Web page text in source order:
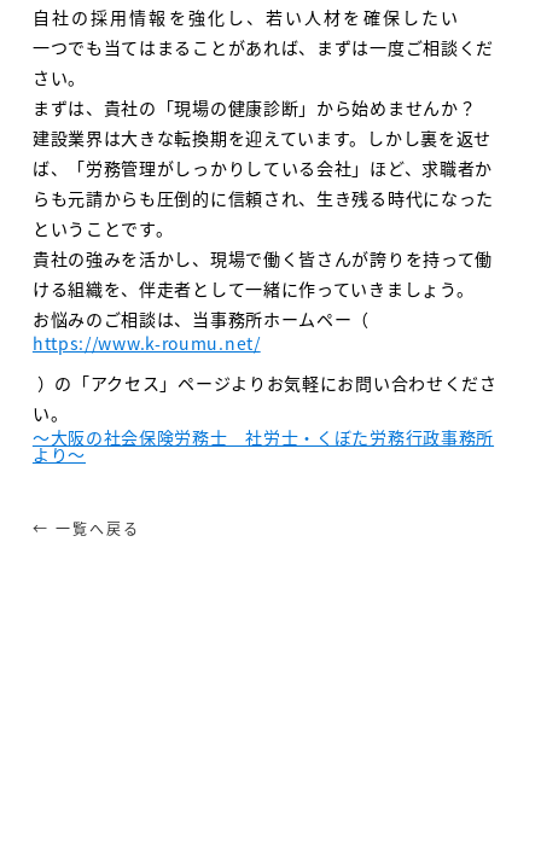
自社の採用情報を強化し、若い人材を確保したい
一つでも当てはまることがあれば、まずは一度ご相談くだ
さい。
まずは、貴社の「現場の健康診断」から始めませんか？
建設業界は大きな転換期を迎えています。しかし裏を返せ
ば、「労務管理がしっかりしている会社」ほど、求職者か
らも元請からも圧倒的に信頼され、生き残る時代になった
ということです。
貴社の強みを活かし、現場で働く皆さんが誇りを持って働
ける組織を、伴走者として一緒に作っていきましょう。
お悩みのご相談は、当事務所ホームペー（
https://www.k-roumu.net/
）の「アクセス」ページよりお気軽にお問い合わせくださ
い。
～大阪の社会保険労務士 社労士・くぼた労務行政事務所
より～
← 一覧へ戻る